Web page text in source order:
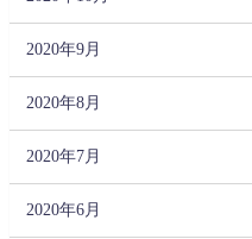
2020年9月
2020年8月
2020年7月
2020年6月